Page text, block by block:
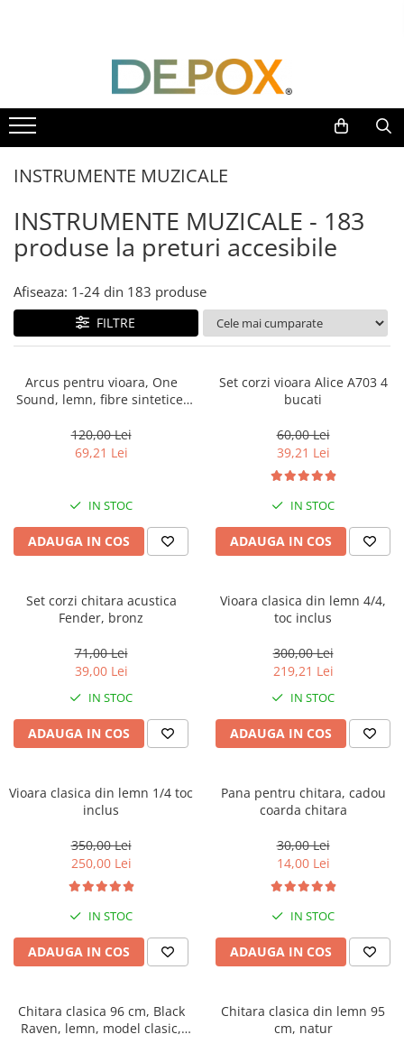
Toate Produsele
SPORT & TIMP LIBER
AUTOAPARARE
Pumnaluri si boxuri
Bastoane telescopice si nunceaguri
Catuse
Spray autoaparare
Seturi & accesorii autoaparare
VANATOARE, DRUMETII & CAMPING
Cutite vanatoare
Bricege
Sabii & Macete
Accesorii tactice si sport
Accesori camping & drumetii
Seturi de cutite & accesorii
vanatoare si tactice
BINOCLURI & LUNETE
Rucsacuri si huse
Bile metalice
Arme sporturi de precizie
ARTICOLE SUPORTERI
SPORTURI DE ECHIPA
Baseball
UNIVERSUL COPIILOR
Accesorii costume copii
Plusuri roblox, rainbow friend
doors & stitch
Gaming, Carti & Birotica
Costume spiderman
INSTRUMENTE MUZICALE
INSTRUMENTE MUZICALE - 183
produse la preturi accesibile
Afiseaza: 1-24 din 183 produse
FILTRE
Arcus pentru vioara, One
Sound, lemn, fibre sintetice,
120,00 Lei
69,21 Lei
IN STOC
ADAUGA IN COS
Set corzi vioara Alice A703 4
bucati
60,00 Lei
39,21 Lei
IN STOC
ADAUGA IN COS
Set corzi chitara acustica
Fender, bronz
71,00 Lei
39,00 Lei
IN STOC
ADAUGA IN COS
Vioara clasica din lemn 4/4,
toc inclus
300,00 Lei
219,21 Lei
IN STOC
ADAUGA IN COS
Vioara clasica din lemn 1/4 toc
inclus
350,00 Lei
250,00 Lei
IN STOC
ADAUGA IN COS
Pana pentru chitara, cadou
coarda chitara
30,00 Lei
14,00 Lei
IN STOC
ADAUGA IN COS
Chitara clasica 96 cm, Black
Raven, lemn, model clasic,
Chitara clasica din lemn 95
cm, natur